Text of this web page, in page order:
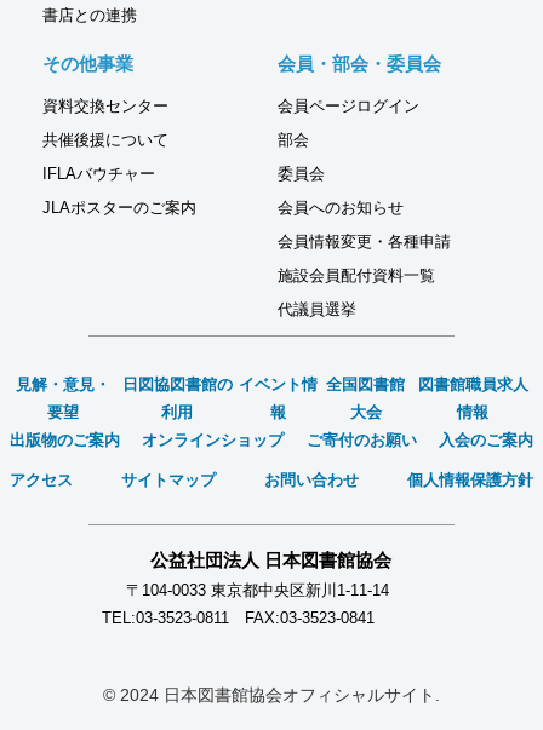
書店との連携
その他事業
資料交換センター
共催後援について
IFLAバウチャー
JLAポスターのご案内
会員・部会・委員会
会員ページログイン
部会
委員会
会員へのお知らせ
会員情報変更・各種申請
施設会員配付資料一覧
代議員選挙
見解・意見・
要望
日図協図書館の
利用
イベント情
報
全国図書館
大会
図書館職員求人
情報
出版物のご案内
オンラインショップ ご寄付のお願い 入会のご案内
アクセス サイトマップ お問い合わせ 個人情報保護方針
公益社団法人 日本図書館協会
〒104-0033 東京都中央区新川1-11-14
TEL:03-3523-0811 FAX:03-3523-0841
© 2024 日本図書館協会オフィシャルサイト.